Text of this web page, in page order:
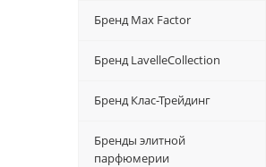
Бренд Max Factor
Бренд LavelleCollection
Бренд Клас-Трейдинг
Бренды элитной
парфюмерии